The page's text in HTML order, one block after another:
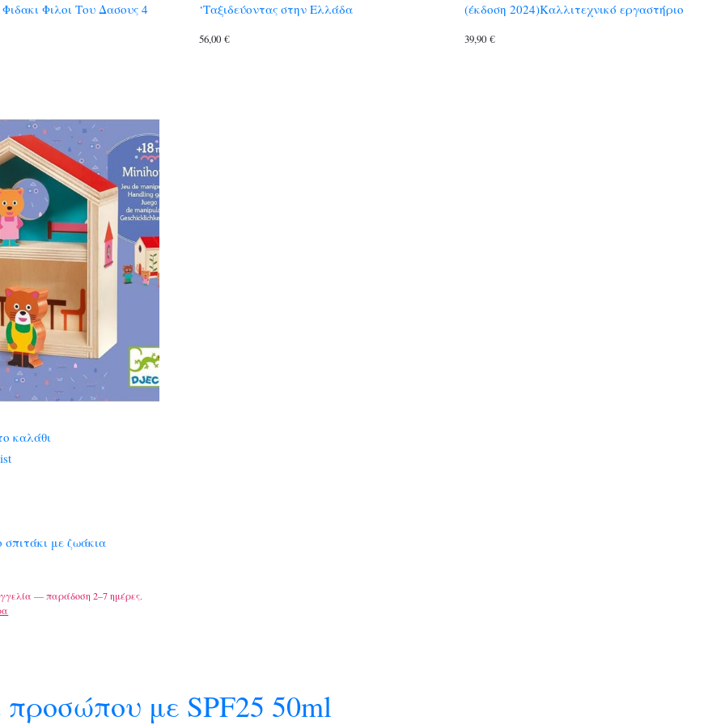
Φιλοι Του Δασους 4
€.
‘Ταξιδεύοντας στην Ελλάδα
56,00 €
(έκδοση 2024)Καλλιτεχνικό εργαστήριο
39,90 €
καλάθι
σπιτάκι με ζωάκια
— παράδοση 2–7 ημέρες.
προσώπου με SPF25 50ml